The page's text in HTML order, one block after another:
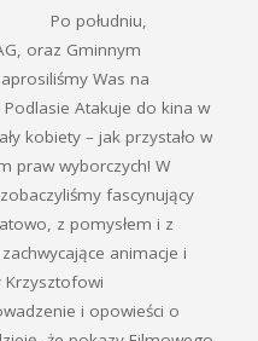
Po południu,
oraz Gminnym
Was na
Atakuje do kina w
kobiety – jak przystało w
praw wyborczych! W
fascynujący
z pomysłem i z
animacje i
Krzysztofowi
i opowieści o